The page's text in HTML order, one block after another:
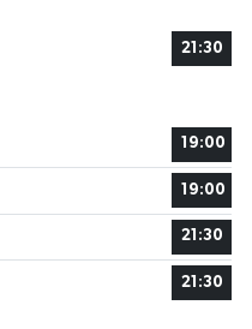
21:30
19:00
19:00
21:30
21:30